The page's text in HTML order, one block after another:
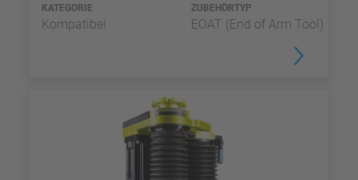
KATEGORIE
Kompatibel
ZUBEHÖRTYP
EOAT (End of Arm Tool)